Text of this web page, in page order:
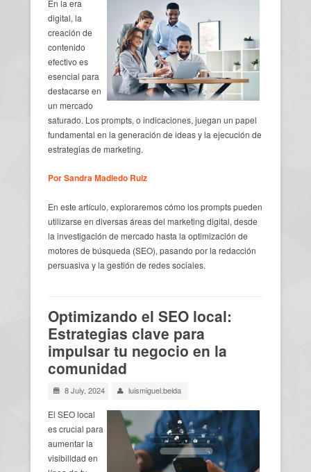
En la era
digital, la
creación de
contenido
efectivo es
esencial para
destacarse en
un mercado
saturado. Los prompts, o indicaciones, juegan un papel
fundamental en la generación de ideas y la ejecución de
estrategias de marketing.
Por Sandra Madiedo Ruiz
En este artículo, exploraremos cómo los prompts pueden
utilizarse en diversas áreas del marketing digital, desde
la investigación de mercado hasta la optimización de
motores de búsqueda (SEO), pasando por la redacción
persuasiva y la gestión de redes sociales.
Optimizando el SEO local:
Estrategias clave para
impulsar tu negocio en la
comunidad
8 July, 2024 luismiguel.belda
El SEO local
es crucial para
aumentar la
visibilidad en